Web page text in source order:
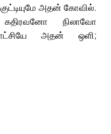
அதன் கோவில்.
நிலாவோ
அதன் ஒளி;